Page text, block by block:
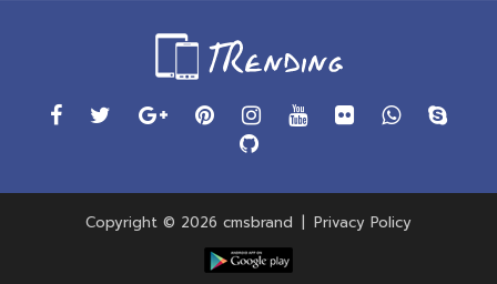
Copyright © 2026 cmsbrand | Privacy Policy